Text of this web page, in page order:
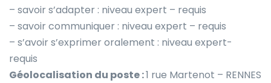
– savoir s’adapter : niveau expert – requis
– savoir communiquer : niveau expert – requis
– s’avoir s’exprimer oralement : niveau expert-
requis
Géolocalisation du poste :1 rue Martenot – RENNES